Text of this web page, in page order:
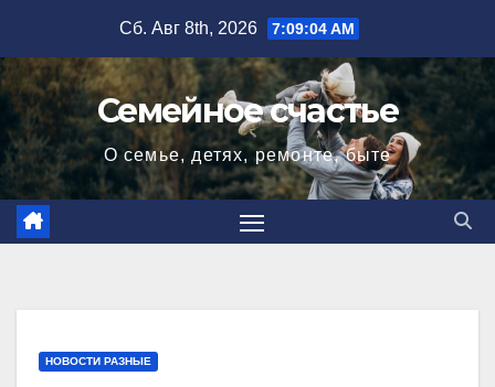
содержимому
Сб. Авг 8th, 2026 7:09:05 AM
Семейное счастье
О семье, детях, ремонте, быте
НОВОСТИ РАЗНЫЕ